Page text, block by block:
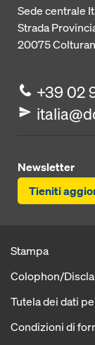
Sede centrale
Strada
20075
+39 02
Newsletter
Tieniti
Stampa
Colophon/
Tutela dei dati
Condizioni di